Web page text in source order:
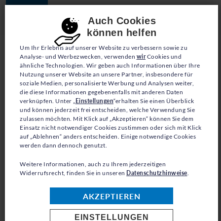
Consent-Einstellungen
Auch Cookies
können helfen
Um Ihr Erlebnis auf unserer Website zu verbessern sowie zu
Analyse- und Werbezwecken, verwenden wirCookies und
ähnliche Technologien. Wir geben auch Informationen über Ihre
Nutzung unserer Website an unsere Partner, insbesondere für
soziale Medien, personalisierte Werbung und Analysen weiter,
die diese Informationen gegebenenfalls mit anderen Daten
verknüpfen. Unter „ Einstellungen“erhalten Sie einen Überblick
und können jederzeit frei entscheiden, welche Verwendung Sie
zulassen möchten. Mit Klick auf „Akzeptieren“ können Sie dem
Einsatz nicht notwendiger Cookies zustimmen oder sich mit Klick
auf „Ablehnen“ anders entscheiden. Einige notwendige Cookies
werden dann dennoch genutzt.
Weitere Informationen, auch zu Ihrem jederzeitigen
Widerrufsrecht, finden Sie in unseren Datenschutzhinweise.
AKZEPTIEREN
EINSTELLUNGEN
JETZT SPENDEN
BLOG
VERGESSEN WIR NICHT
DIE NOT DER
FLÜCHTLINGE
AUSSERHALB EUROPAS!